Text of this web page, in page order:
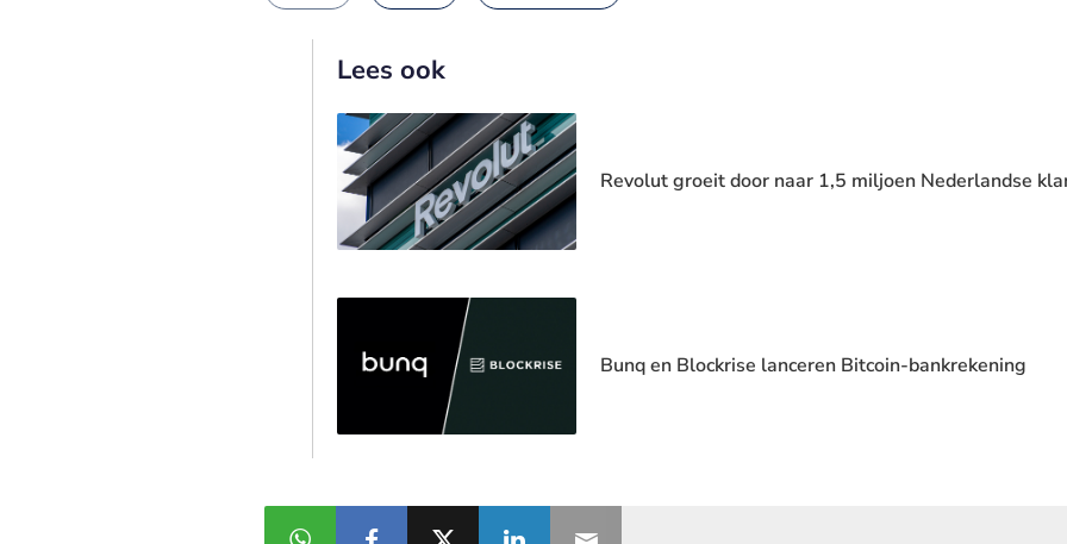
Lees ook
Revolut groeit door naar 1,5 miljoen Nederlandse
Bunq en Blockrise lanceren Bitcoin-bankrekening